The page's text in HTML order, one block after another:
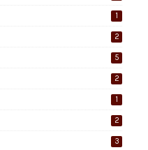
1
2
5
2
1
2
3